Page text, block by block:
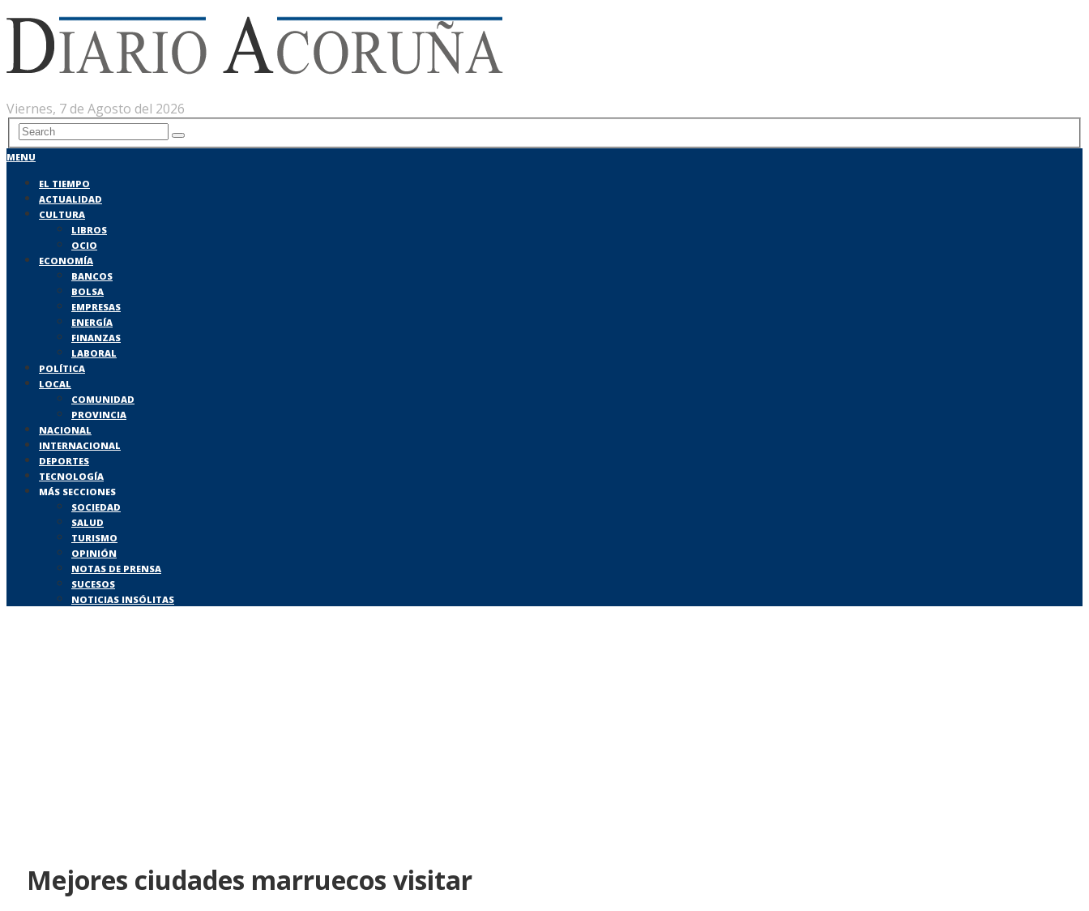
Viernes, 7 de Agosto del 2026
MENU
EL TIEMPO
ACTUALIDAD
CULTURA
LIBROS
OCIO
ECONOMÍA
BANCOS
BOLSA
EMPRESAS
ENERGÍA
FINANZAS
LABORAL
POLÍTICA
LOCAL
COMUNIDAD
PROVINCIA
NACIONAL
INTERNACIONAL
DEPORTES
TECNOLOGÍA
MÁS SECCIONES
SOCIEDAD
SALUD
TURISMO
OPINIÓN
NOTAS DE PRENSA
SUCESOS
NOTICIAS INSÓLITAS
Mejores ciudades marruecos visitar